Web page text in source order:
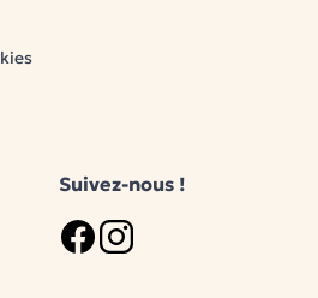
Bamboo :
adaptés à la morphologie
sensibledes nourrissons
douces et
Suivez-nous !